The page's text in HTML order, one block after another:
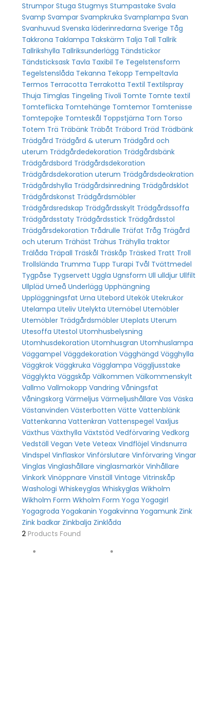
Strumpor Stuga Stugmys Stumpastake Svala
Svamp Svampar Svampkruka Svamplampa Svan
Svanhuvud Svenska läderinredarna Sverige Tåg
Takkrona Taklampa Takskärm Talja Tall Tallrik
Tallrikshylla Tallriksunderlägg Tändstickor
Tändsticksask Tavla Taxibil Te Tegelstensform
Tegelstenslåda Tekanna Tekopp Tempeltavla
Termos Terracotta Terrakotta Textil Textilspray
Thuja Timglas Tingeling Tivoli Tomte Tomte textil
Tomteflicka Tomtehänge Tomtemor Tomtenisse
Tomtepojke Tomteskål Toppstjärna Torn Torso
Totem Trä Träbänk Träbåt Träbord Träd Trädbänk
Trädgård Trädgård & uterum Trädgård och
uterum Trädgårdedekoration Trädgårdsbänk
Trädgårdsbord Trädgårdsdekoration
Trädgårdsdekoration uterum Trädgårdsdeokration
Trädgårdshylla Trädgårdsinredning Trädgårdsklot
Trädgårdskonst Trädgårdsmöbler
Trädgårdsredskap Trädgårdsskylt Trädgårdssoffa
Trädgårdsstaty Trädgårdsstick Trädgårdsstol
Trädgårsdekoration Trådrulle Träfat Tråg Trägård
och uterum Trähäst Trähus Trähylla traktor
Trälåda Träpall Träskål Träskåp Träsked Tratt Troll
Trollslända Trumma Tupp Turapi Tvål Tvättmedel
Tygpåse Tygservett Uggla Ugnsform Ull ulldjur Ullfilt
Ullpläd Umeå Underlägg Upphängning
Uppläggningsfat Urna Utebord Utekök Utekrukor
Utelampa Uteliv Utelykta Utemöbel Utemöbler
Utemöbler Trädgårdsmöbler Uteplats Uterum
Utesoffa Utestol Utomhusbelysning
Utomhusdekoration Utomhusgran Utomhuslampa
Väggampel Väggdekoration Vägghängd Vägghylla
Väggkrok Väggkruka Vägglampa Väggljusstake
Vägglykta Väggskåp Välkommen Välkommenskylt
Vallmo Vallmokopp Vandring Våningsfat
Våningskorg Värmeljus Värmeljushållare Vas Väska
Västanvinden Västerbotten Vätte Vattenblänk
Vattenkanna Vattenkran Vattenspegel Vaxljus
Växthus Växthylla Växtstöd Vedförvaring Vedkorg
Vedställ Vegan Vete Veteax Vindflöjel Vindsnurra
Vindspel Vinflaskor Vinförslutare Vinförvaring Vingar
Vinglas Vinglashållare vinglasmarkör Vinhållare
Vinkork Vinöppnare Vinställ Vintage Vitrinskåp
Washologi Whiskeyglas Whiskyglas Wikholm
Wikholm Form Wkholm Form Yoga Yogagirl
Yogagroda Yogakanin Yogakvinna Yogamunk Zink
Zink badkar Zinkbalja Zinklåda
2 Products Found